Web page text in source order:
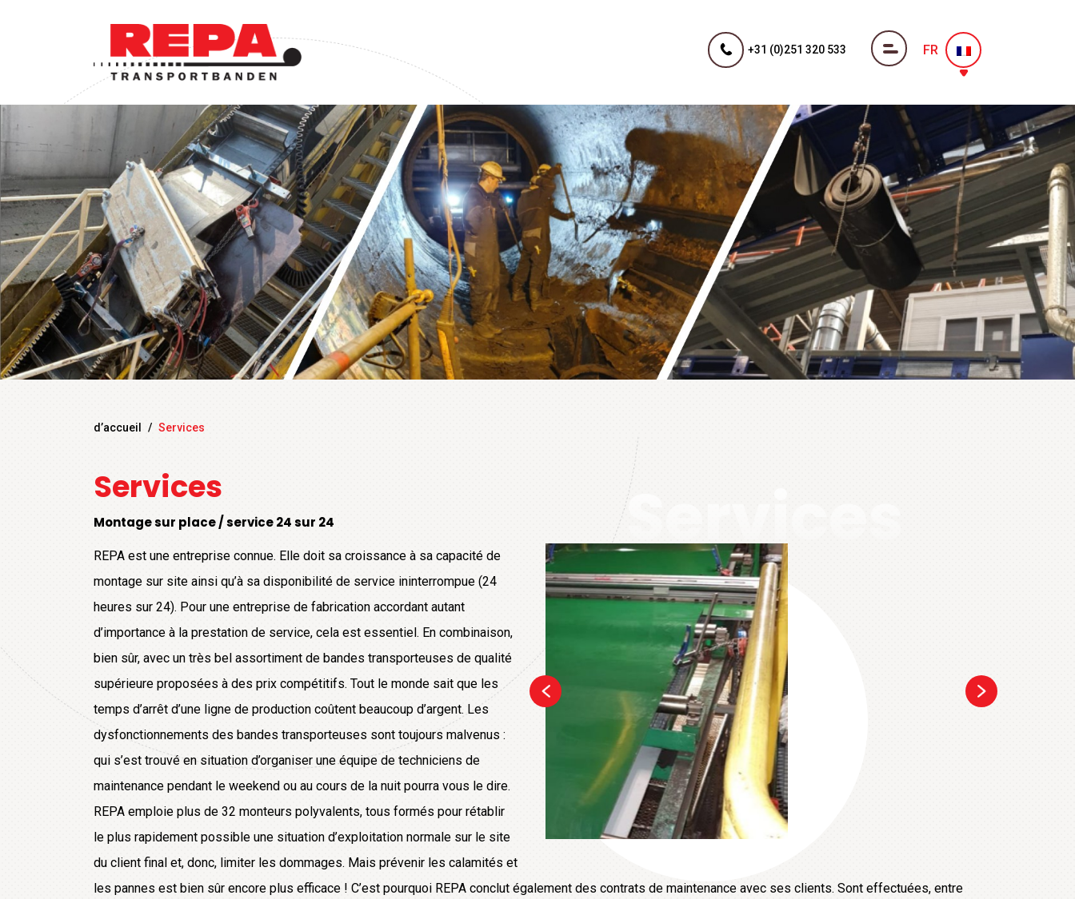
+31 (0)251 320 533 FR
d’accueil / Services
Services
Services
Montage sur place / service 24 sur 24
REPA est une entreprise connue. Elle doit sa croissance à sa capacité de
montage sur site ainsi qu’à sa disponibilité de service ininterrompue (24
heures sur 24). Pour une entreprise de fabrication accordant autant
d’importance à la prestation de service, cela est essentiel. En combinaison,
bien sûr, avec un très bel assortiment de bandes transporteuses de qualité
supérieure proposées à des prix compétitifs. Tout le monde sait que les
temps d’arrêt d’une ligne de production coûtent beaucoup d’argent. Les
dysfonctionnements des bandes transporteuses sont toujours malvenus :
qui s’est trouvé en situation d’organiser une équipe de techniciens de
maintenance pendant le weekend ou au cours de la nuit pourra vous le dire.
REPA emploie plus de 32 monteurs polyvalents, tous formés pour rétablir
le plus rapidement possible une situation d’exploitation normale sur le site
du client final et, donc, limiter les dommages. Mais prévenir les calamités et
les pannes est bien sûr encore plus efficace ! C’est pourquoi REPA conclut également des contrats de maintenance avec ses clients. Sont effectuées, entre